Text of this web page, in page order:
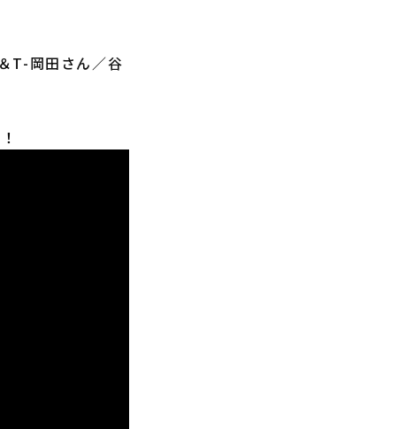
T-岡田さん／谷